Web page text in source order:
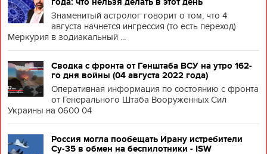
Знаменитый астролог говорит о том, что 4
августа начнется ингрессия (то есть переход)
Меркурия в зодиакальный ...
Сводка с фронта от Генштаба ВСУ на утро 162-
го дня войны (04 августа 2022 года)
Оперативная информация по состоянию с фронта
от Генерального Штаба Вооруженных Сил
Украины на 0600 04
Россия могла пообещать Ирану истребители
Су-35 в обмен на беспилотники - ISW